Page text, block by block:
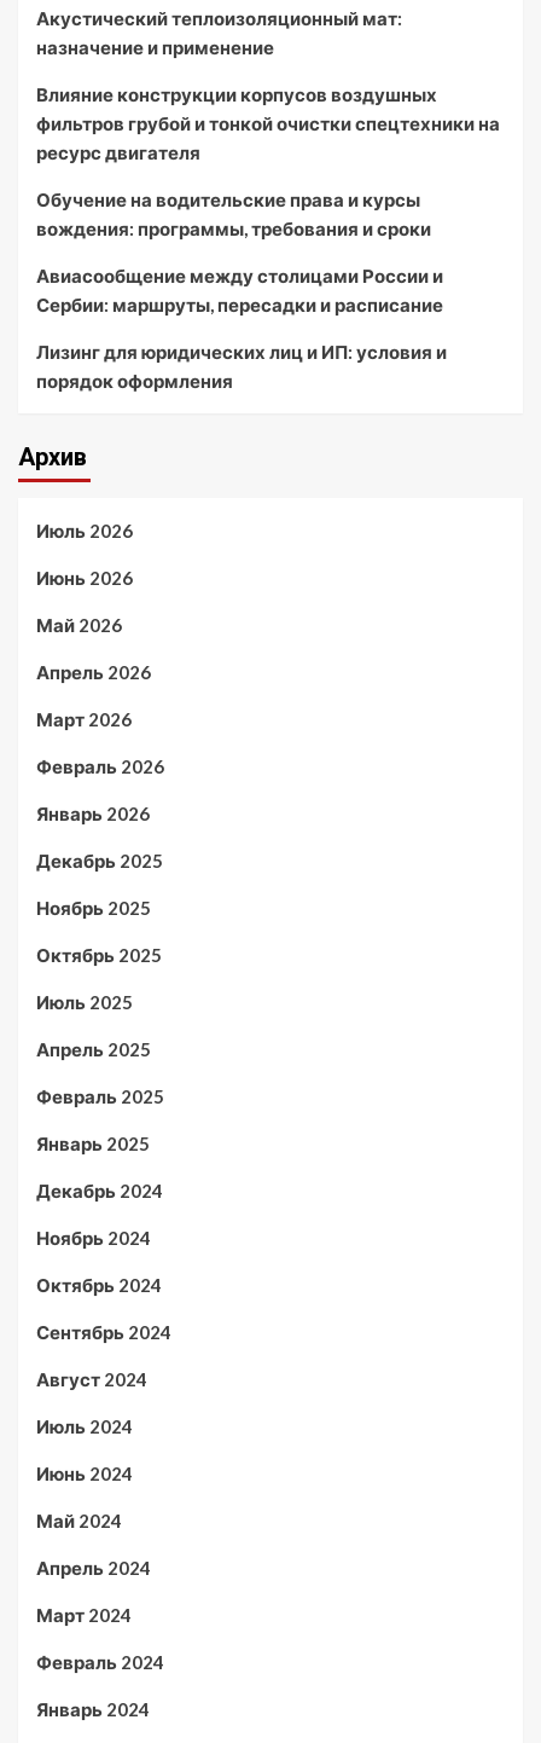
Акустический теплоизоляционный мат:
назначение и применение
Влияние конструкции корпусов воздушных
фильтров грубой и тонкой очистки спецтехники на
ресурс двигателя
Обучение на водительские права и курсы
вождения: программы, требования и сроки
Авиасообщение между столицами России и
Сербии: маршруты, пересадки и расписание
Лизинг для юридических лиц и ИП: условия и
порядок оформления
Архив
Июль 2026
Июнь 2026
Май 2026
Апрель 2026
Март 2026
Февраль 2026
Январь 2026
Декабрь 2025
Ноябрь 2025
Октябрь 2025
Июль 2025
Апрель 2025
Февраль 2025
Январь 2025
Декабрь 2024
Ноябрь 2024
Октябрь 2024
Сентябрь 2024
Август 2024
Июль 2024
Июнь 2024
Май 2024
Апрель 2024
Март 2024
Февраль 2024
Январь 2024